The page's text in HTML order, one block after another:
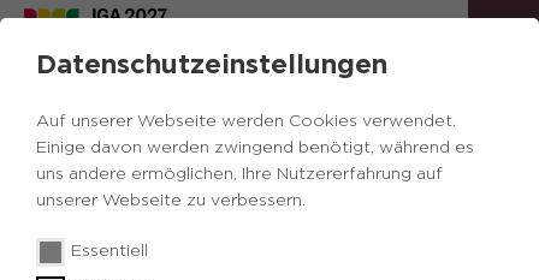
Datenschutzeinstellungen
Auf unserer Webseite werden Cookies verwendet.
Einige davon werden zwingend benötigt, während es
uns andere ermöglichen, Ihre Nutzererfahrung auf
unserer Webseite zu verbessern.
Essentiell